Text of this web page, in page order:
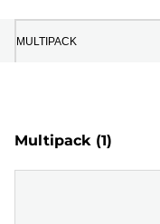
MULTIPACK
Multipack (1)